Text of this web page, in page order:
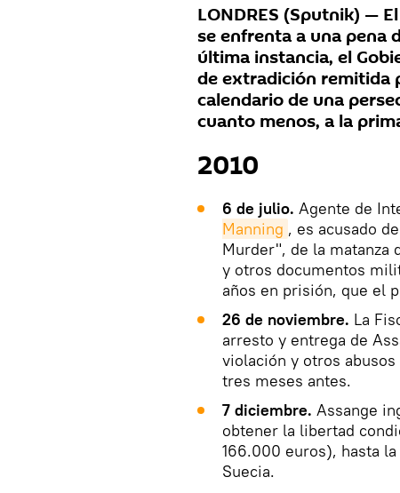
LONDRES (Sputnik) —
se enfrenta a una pena
última instancia, el
de extradición remitida
calendario de una
cuanto menos, a la
2010
6 de julio. Agente de
Manning , es acusado
Murder", de la matanza
y otros documentos
años en prisión, que el
26 de noviembre. La
arresto y entrega de
violación y otros
tres meses antes.
7 diciembre. Assange
obtener la libertad
166.000 euros), hasta
Suecia.